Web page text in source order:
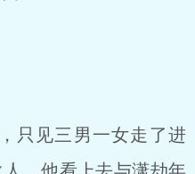
只见三男一女走了进